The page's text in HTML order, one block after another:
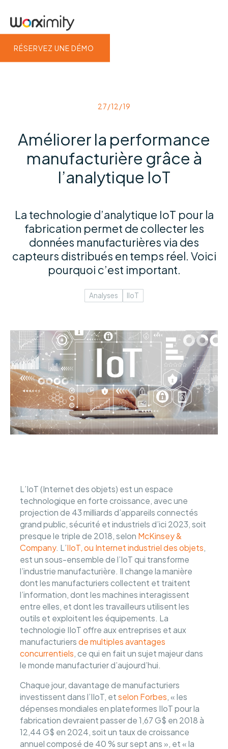
RÉSERVEZ UNE DÉMO
27/12/19
Améliorer la performance
manufacturière grâce à
l’analytique IoT
La technologie d’analytique IoT pour la
fabrication permet de collecter les
données manufacturières via des
capteurs distribués en temps réel. Voici
pourquoi c’est important.
Analyses IIoT
L’IoT (Internet des objets) est un espace
technologique en forte croissance, avec une
projection de 43 milliards d’appareils connectés
grand public, sécurité et industriels d’ici 2023, soit
presque le triple de 2018, selon McKinsey &
Company. L’IIoT, ou Internet industriel des objets
est un sous-ensemble de l’IoT qui transforme
l’industrie manufacturière. Il change la manière
dont les manufacturiers collectent et traitent
l’information, dont les machines interagissent
entre elles, et dont les travailleurs utilisent les
outils et exploitent les équipements. La
technologie IIoT offre aux entreprises et aux
manufacturiersde multiples avantages
concurrentiels , ce qui en fait un sujet majeur dans
le monde manufacturier d’aujourd’hui.
Chaque jour, davantage de manufacturiers
investissent dans l’IIoT, etselon Forbes , « les
dépenses mondiales en plateformes IIoT pour la
fabrication devraient passer de 1,67 G$ en 2018 à
12,44 G$ en 2024, soit un taux de croissance
annuel composé de 40 % sur sept ans », et « la